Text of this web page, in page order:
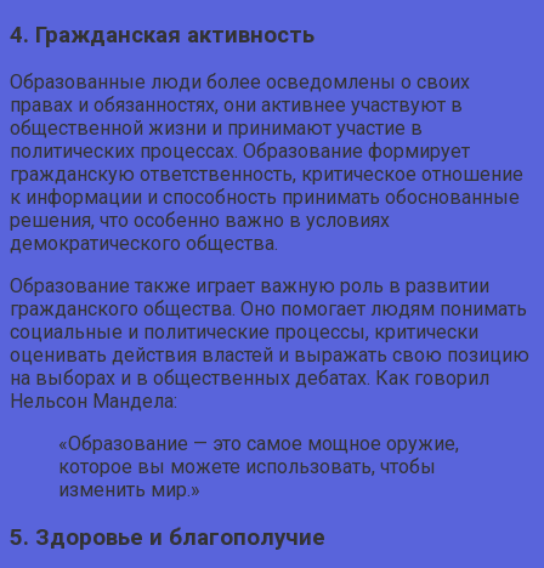
4. Гражданская активность
Образованные люди более осведомлены о своих
правах и обязанностях, они активнее участвуют в
общественной жизни и принимают участие в
политических процессах. Образование формирует
гражданскую ответственность, критическое отношение
к информации и способность принимать обоснованные
решения, что особенно важно в условиях
демократического общества.
Образование также играет важную роль в развитии
гражданского общества. Оно помогает людям понимать
социальные и политические процессы, критически
оценивать действия властей и выражать свою позицию
на выборах и в общественных дебатах. Как говорил
Нельсон Мандела:
«Образование — это самое мощное оружие,
которое вы можете использовать, чтобы
изменить мир.»
5. Здоровье и благополучие